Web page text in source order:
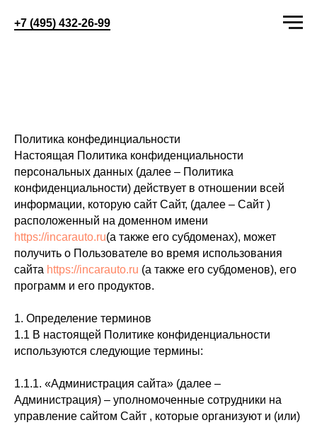
+7 (495) 432-26-99
Политика конфединциальности
Настоящая Политика конфиденциальности
персональных данных (далее – Политика
конфиденциальности) действует в отношении всей
информации, которую сайт Сайт, (далее – Сайт )
расположенный на доменном имени
https://incarauto.ru(а также его субдоменах), может
получить о Пользователе во время использования
сайта https://incarauto.ru (а также его субдоменов), его
программ и его продуктов.
1. Определение терминов
1.1 В настоящей Политике конфиденциальности
используются следующие термины:
1.1.1. «Администрация сайта» (далее –
Администрация) – уполномоченные сотрудники на
управление сайтом Сайт , которые организуют и (или)